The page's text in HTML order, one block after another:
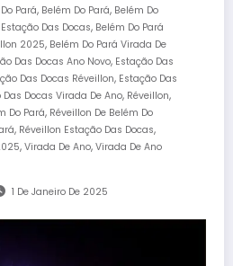
Pará, Belém Do Pará, Belém Do
Das Docas, Belém Do Pará
2025, Belém Do Pará Virada De
Das Docas Ano Novo, Estação Das
Das Docas Réveillon, Estação Das
Das Docas Virada De Ano, Réveillon,
Do Pará, Réveillon De Belém Do
, Réveillon Estação Das Docas,
, Virada De Ano, Virada De Ano
1 De Janeiro De 2025